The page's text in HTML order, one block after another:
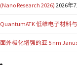
(Nano Research 2026) 2026年
QuantumATK 低维电子材料
面外极化增强的亚 5 nm